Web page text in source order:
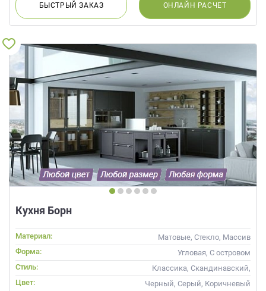
БЫСТРЫЙЗАКАЗ ОНЛАЙН РАСЧЕТ
Кухня Борн
Материал:
Матовые, Стекло, Массив
Форма:
Угловая, С островом
Стиль:
Классика, Скандинавский,
Хай-тек, Неоклассика
Цвет: Черный, Серый, Коричневый